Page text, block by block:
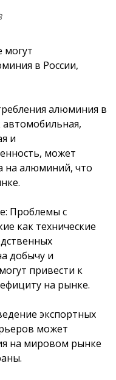
в России,
алюминия в
автомобильная,
и
может
на алюминий, что
Проблемы с
как технические
добычу и
привести к
на рынке.
экспортных
может
на мировом рынке